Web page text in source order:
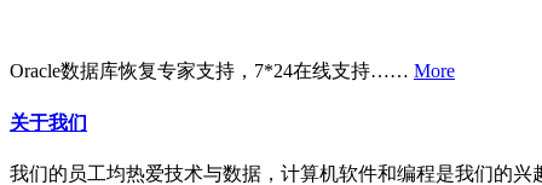
Oracle数据库恢复专家支持，7*24在线支持…… More
关于我们
我们的员工均热爱技术与数据，计算机软件和编程是我们的兴